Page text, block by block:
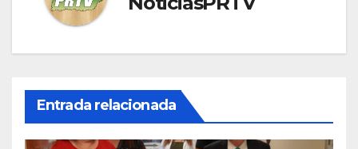
Entrada relacionada